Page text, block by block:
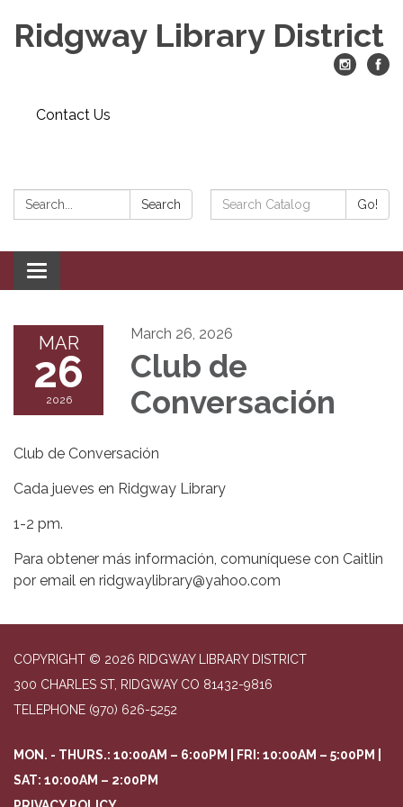
Ridgway Library District
Contact Us
Search: Search
Search
Catalog:
Go!
Toggle
navigation
MAR
26
2026
March 26, 2026
Club de
Conversación
Club de Conversación
Cada jueves en Ridgway Library
1-2 pm.
Para obtener más información, comuníquese con Caitlin
por email en ridgwaylibrary@yahoo.com
COPYRIGHT © 2026 RIDGWAY LIBRARY DISTRICT
300 CHARLES ST, RIDGWAY CO 81432-9816
TELEPHONE (970) 626-5252
MON. - THURS.: 10:00AM – 6:00PM | FRI: 10:00AM – 5:00PM |
SAT: 10:00AM – 2:00PM